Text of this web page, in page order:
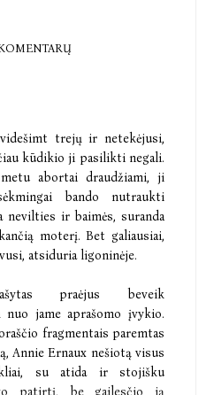
trejų ir netekėjusi,
kūdikio ji pasilikti negali.
abortai draudžiami, ji
bando nutraukti
nevilties ir baimės, suranda
moterį. Bet galiausiai,
atsiduria ligoninėje.
praėjus beveik
nuo jame aprašomo įvykio.
fragmentais paremtas
Annie Ernaux nešiotą visus
su atida ir stojišku
patirtį, be gailesčio ją